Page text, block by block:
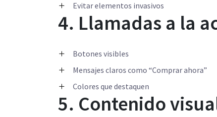
Evitar elementos invasivos
4. Llamadas a la
Botones visibles
Mensajes claros como “Comprar ahora”
Colores que destaquen
5. Contenido